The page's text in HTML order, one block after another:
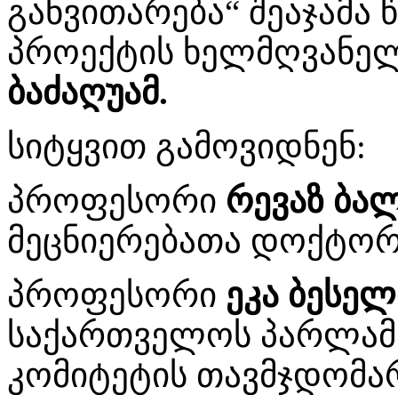
განვითარება“
პროექტის
ბაძაღუამ.
სიტყვით გამოვიდნენ:
პროფესორი რევაზ
მეცნიერებათა
პროფესორი ეკა
საქართველოს
კომიტეტის